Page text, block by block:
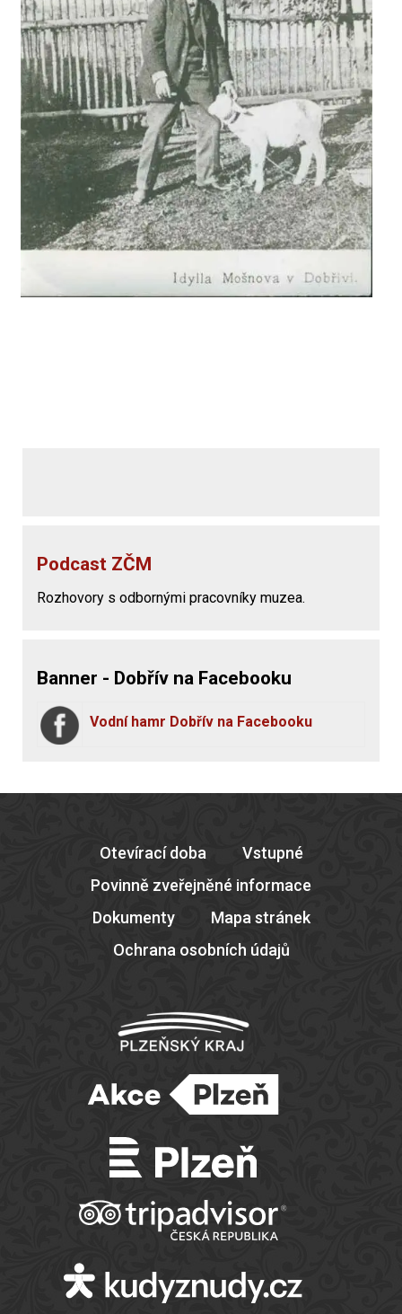
Podcast ZČM
Rozhovory s odbornými pracovníky muzea.
Banner - Dobřív na Facebooku
Vodní hamr Dobřív na Facebooku
Otevírací doba
Vstupné
Povinně zveřejněné informace
Dokumenty
Mapa stránek
Ochrana osobních údajů